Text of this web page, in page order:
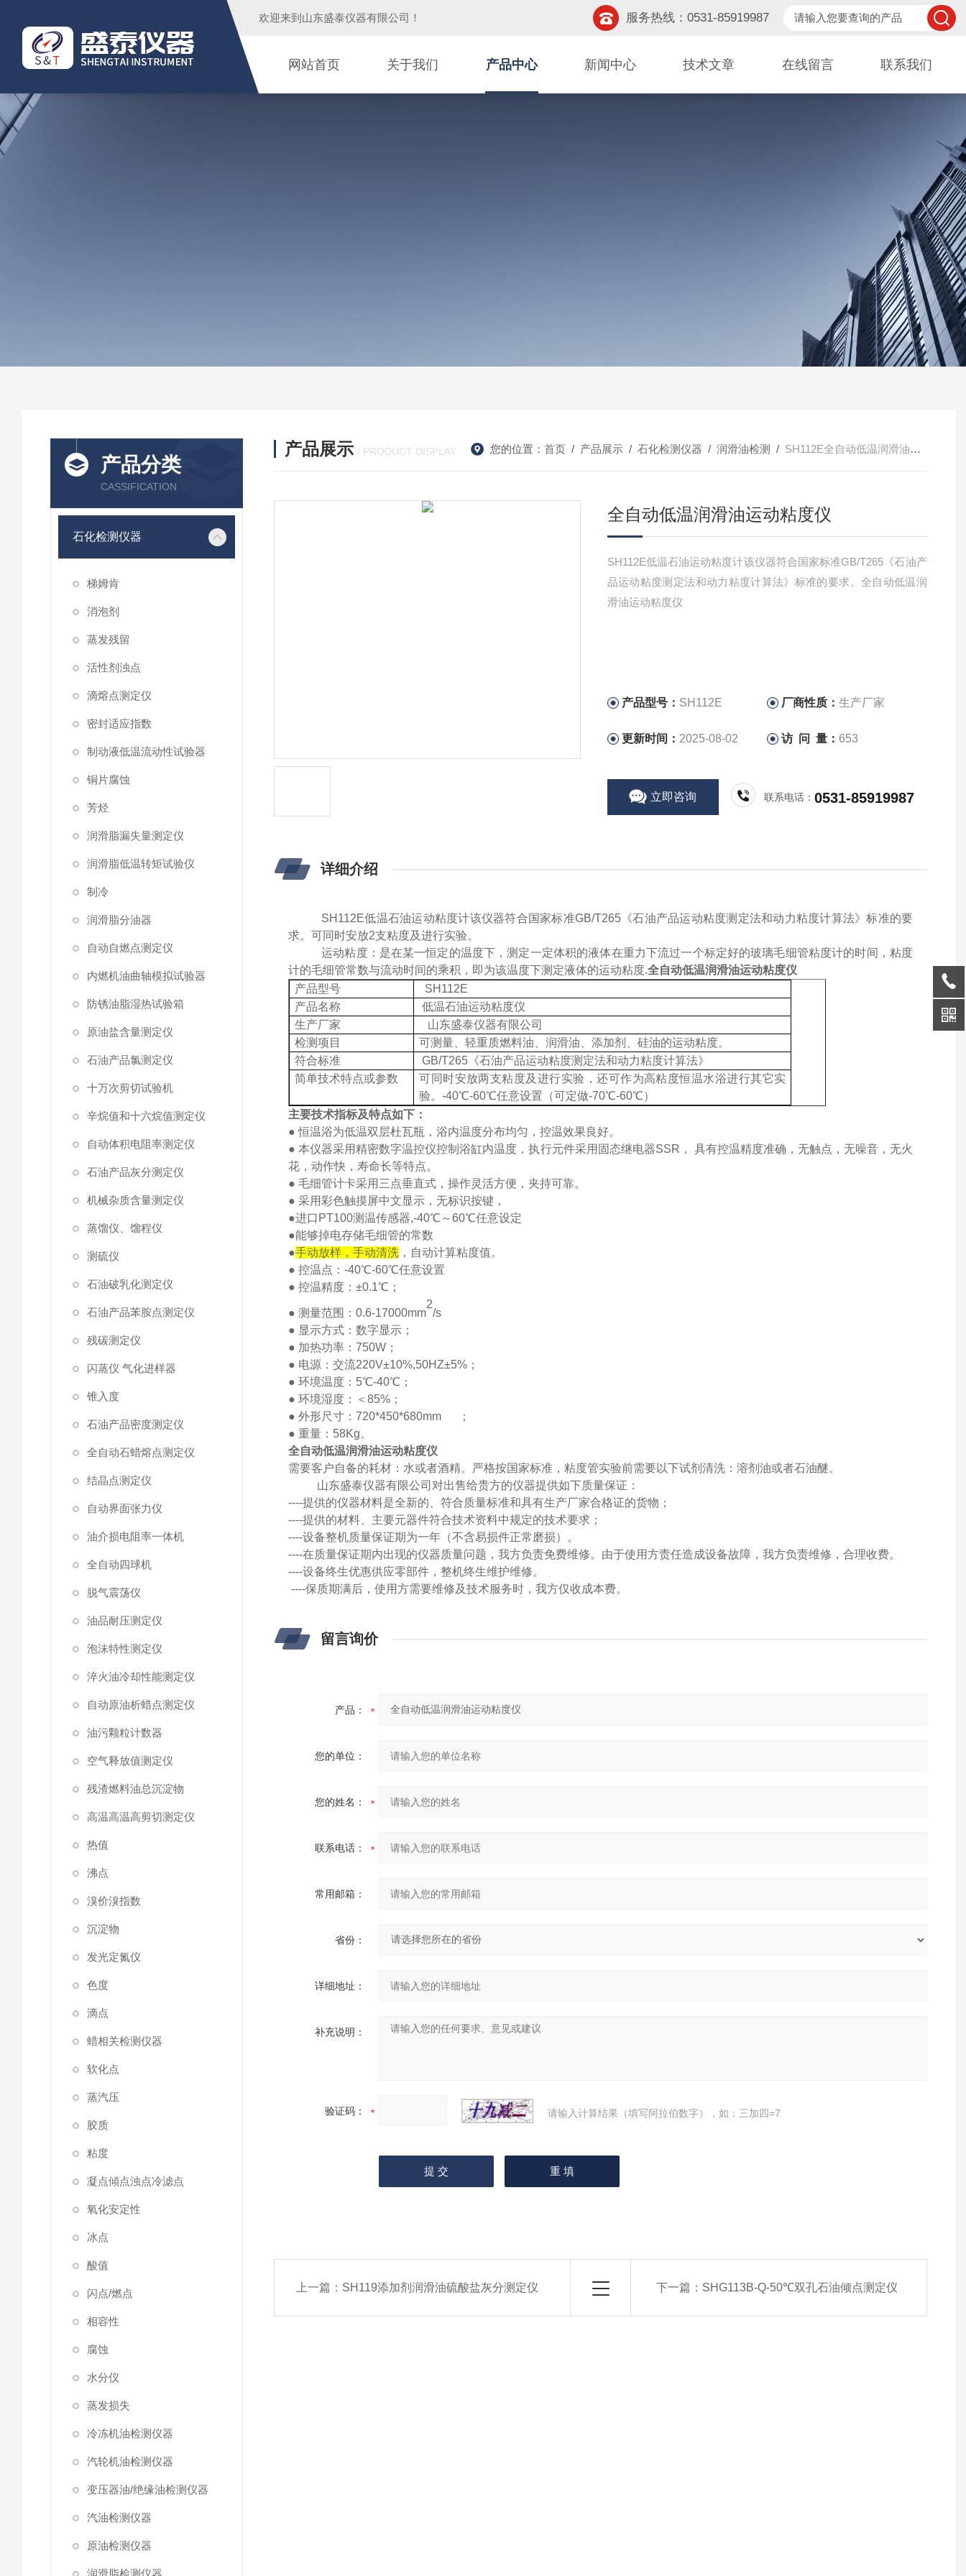
欢迎来到 山东盛泰仪器有限公司 ！ 服务热线：0531-85919987
网站首页 关于我们 产品中心 新闻中心 技术文章 在线留言 联系我们
产品分类
CASSIFICATION
石化检测仪器
梯姆肯
消泡剂
蒸发残留
活性剂浊点
滴熔点测定仪
密封适应指数
制动液低温流动性试验器
铜片腐蚀
芳烃
润滑脂漏失量测定仪
润滑脂低温转矩试验仪
制冷
润滑脂分油器
自动自燃点测定仪
内燃机油曲轴模拟试验器
防锈油脂湿热试验箱
原油盐含量测定仪
石油产品氯测定仪
十万次剪切试验机
辛烷值和十六烷值测定仪
自动体积电阻率测定仪
石油产品灰分测定仪
机械杂质含量测定仪
蒸馏仪、馏程仪
测硫仪
石油破乳化测定仪
石油产品苯胺点测定仪
残碳测定仪
闪蒸仪 气化进样器
锥入度
石油产品密度测定仪
全自动石蜡熔点测定仪
结晶点测定仪
自动界面张力仪
油介损电阻率一体机
全自动四球机
脱气震荡仪
油品耐压测定仪
泡沫特性测定仪
淬火油冷却性能测定仪
自动原油析蜡点测定仪
油污颗粒计数器
空气释放值测定仪
残渣燃料油总沉淀物
高温高温高剪切测定仪
热值
沸点
溴价溴指数
沉淀物
发光定氮仪
色度
滴点
蜡相关检测仪器
软化点
蒸汽压
胶质
粘度
凝点傾点浊点冷滤点
氧化安定性
冰点
酸值
闪点/燃点
相容性
腐蚀
水分仪
蒸发损失
冷冻机油检测仪器
汽轮机油检测仪器
变压器油/绝缘油检测仪器
汽油检测仪器
原油检测仪器
润滑脂检测仪器
产品展示 / PRODUCT DISPLAY 您的位置： 首页/ 产品展示/ 石化检测仪器 / 润滑油检测 / SH112E全自动低温润滑油运动粘度仪
全自动低温润滑油运动粘度仪
SH112E低温石油运动粘度计该仪器符合国家标准GB/T265《石油产
品运动粘度测定法和动力粘度计算法》标准的要求。全自动低温润
滑油运动粘度仪
产品型号： SH112E 厂商性质：生产厂家
更新时间： 2025-08-02 访 问 量： 653
立即咨询 联系电话：0531-85919987
详细介绍
SH112E低温石油运动粘度计该仪器符合国家标准GB/T265《石油产品运动粘度测定法和动力粘度计算法》标准的要
求。可同时安放2支粘度及进行实验。
运动粘度：是在某一恒定的温度下，测定一定体积的液体在重力下流过一个标定好的玻璃毛细管粘度计的时间，粘度
计的毛细管常数与流动时间的乘积，即为该温度下测定液体的运动粘度.全自动低温润滑油运动粘度仪
产品型号
SH112E
产品名称
低温石油运动粘度仪
生产厂家
山东盛泰仪器有限公司
检测项目
可测量、轻重质燃料油、润滑油、添加剂、硅油的运动粘度。
符合标准
GB/T265《石油产品运动粘度测定法和动力粘度计算法》
简单技术特点或参数
可同时安放两支粘度及进行实验，还可作为高粘度恒温水浴进行其它实
验。-40℃-60℃任意设置（可定做-70℃-60℃）
主要技术指标及特点如下：
●恒温浴为低温双层杜瓦瓶，浴内温度分布均匀，控温效果良好。
●本仪器采用精密数字温控仪控制浴缸内温度，执行元件采用固态继电器SSR， 具有控温精度准确，无触点，无噪音，无火
花，动作快，寿命长等特点。
●毛细管计卡采用三点垂直式，操作灵活方便，夹持可靠。
●采用彩色触摸屏中文显示，无标识按键，
●进口 PT100测温传感器,-40℃～60℃任意设定
●能够掉电存储毛细管的常数
●手动放样，手动清洗 ，自动计算粘度值。
●控温点：-40℃-60℃任意设置
●控温精度：±0.1℃；
● 测量范围：0.6-17000mm
2
/s
● 显示方式：数字显示；
● 加热功率：750W；
● 电源：交流220V±10%,50HZ±5%；
●环境温度： 5℃-40℃；
●环境湿度：＜85%；
●外形尺寸：720*450*680mm
；
●重量： 58Kg。
全自动低温润滑油运动粘度仪
需要客户自备的耗材：水或者酒精。严格按国家标准，粘度管实验前需要以下试剂清洗：溶剂油或者石油醚。
山东盛泰仪器有限公司对出售给贵方的仪器提供如下质量保证：
----提供的仪器材料是全新的、符合质量标准和具有生产厂家合格证的货物；
----提供的材料、主要元器件符合技术资料中规定的技术要求；
----设备整机质量保证期为一年（不含易损件正常磨损）。
----在质量保证期内出现的仪器质量问题，我方负责免费维修。由于使用方责任造成设备故障，我方负责维修，合理收费。
----设备终生优惠供应零部件，整机终生维护维修。
----保质期满后，使用方需要维修及技术服务时，我方仅收成本费。
留言询价
产品：
您的单位：
您的姓名：
联系电话：
常用邮箱：
省份：
详细地址：
补充说明：
验证码： 请输入计算结果（填写阿拉伯数字），如：三加四=7
上一篇： SH119添加剂润滑油硫酸盐灰分测定仪 下一篇： SHG113B-Q-50℃双孔石油倾点测定仪